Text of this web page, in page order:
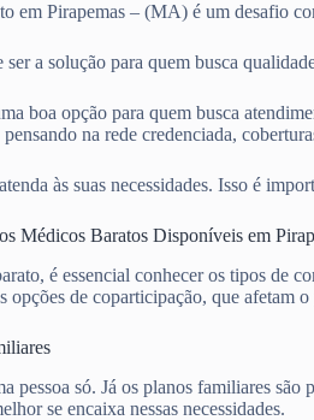
em Pirapemas – (MA) é um desafio
a solução para quem busca
boa opção para quem busca
na rede credenciada,
às suas necessidades. Isso é
Médicos Baratos Disponíveis em
é essencial conhecer os tipos de
opções de coparticipação, que afetam
pessoa só. Já os planos familiares
se encaixa nessas necessidades.